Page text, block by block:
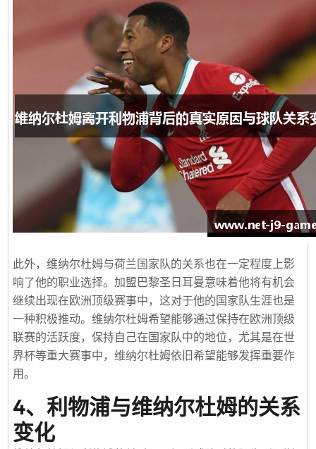
此外，维纳尔杜姆与荷兰国家队的关系也在一定程度上影
响了他的职业选择。加盟巴黎圣日耳曼意味着他将有机会
继续出现在欧洲顶级赛事中，这对于他的国家队生涯也是
一种积极推动。维纳尔杜姆希望能够通过保持在欧洲顶级
联赛的活跃度，保持自己在国家队中的地位，尤其是在世
界杯等重大赛事中，维纳尔杜姆依旧希望能够发挥重要作
用。
4、利物浦与维纳尔杜姆的关系
变化